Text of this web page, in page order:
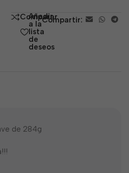
5 Comparar
Añadir
a la
lista
de
deseos
Compartir:
de 284g